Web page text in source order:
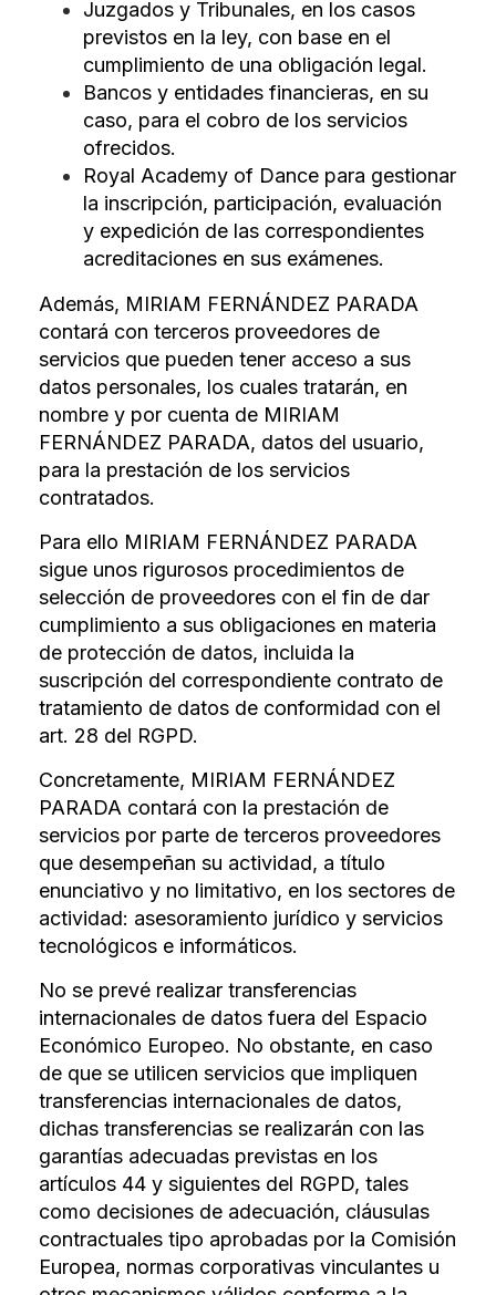
Juzgados y Tribunales, en los casos
previstos en la ley, con base en el
cumplimiento de una obligación legal.
Bancos y entidades financieras, en su
caso, para el cobro de los servicios
ofrecidos.
Royal Academy of Dance para gestionar
la inscripción, participación, evaluación
y expedición de las correspondientes
acreditaciones en sus exámenes.
Además, MIRIAM FERNÁNDEZ PARADA
contará con terceros proveedores de
servicios que pueden tener acceso a sus
datos personales, los cuales tratarán, en
nombre y por cuenta de MIRIAM
FERNÁNDEZ PARADA, datos del usuario,
para la prestación de los servicios
contratados.
Para ello MIRIAM FERNÁNDEZ PARADA
sigue unos rigurosos procedimientos de
selección de proveedores con el fin de dar
cumplimiento a sus obligaciones en materia
de protección de datos, incluida la
suscripción del correspondiente contrato de
tratamiento de datos de conformidad con el
art. 28 del RGPD.
Concretamente, MIRIAM FERNÁNDEZ
PARADA contará con la prestación de
servicios por parte de terceros proveedores
que desempeñan su actividad, a título
enunciativo y no limitativo, en los sectores de
actividad: asesoramiento jurídico y servicios
tecnológicos e informáticos.
No se prevé realizar transferencias
internacionales de datos fuera del Espacio
Económico Europeo. No obstante, en caso
de que se utilicen servicios que impliquen
transferencias internacionales de datos,
dichas transferencias se realizarán con las
garantías adecuadas previstas en los
artículos 44 y siguientes del RGPD, tales
como decisiones de adecuación, cláusulas
contractuales tipo aprobadas por la Comisión
Europea, normas corporativas vinculantes u